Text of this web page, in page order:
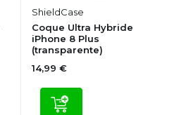
ShieldCase
Coque Ultra Hybride
iPhone 8 Plus
(transparente)
14,99 €